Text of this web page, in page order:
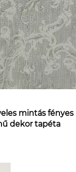
mintás fényes
dekor tapéta